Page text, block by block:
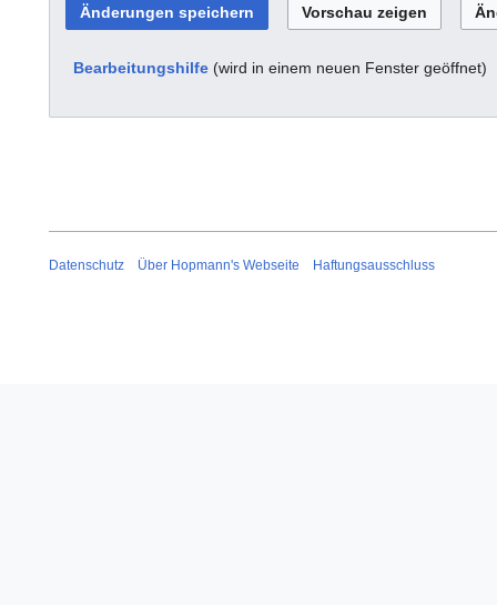
Bearbeitungshilfe (wird in einem neuen Fenster geöffnet)
Datenschutz Über Hopmann's Webseite Haftungsausschluss